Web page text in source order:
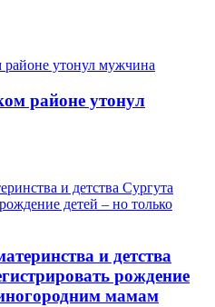
районе утонул
и детства
рождение
мамам